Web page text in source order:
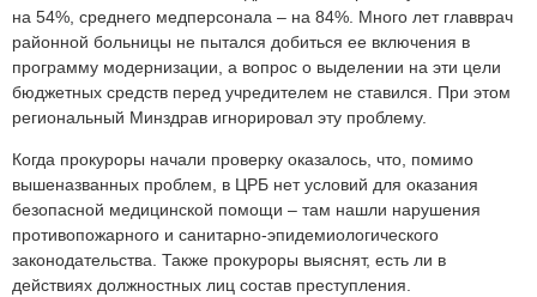
на 54%, среднего медперсонала – на 84%. Много лет главврач
районной больницы не пытался добиться ее включения в
программу модернизации, а вопрос о выделении на эти цели
бюджетных средств перед учредителем не ставился. При этом
региональный Минздрав игнорировал эту проблему.
Когда прокуроры начали проверку оказалось, что, помимо
вышеназванных проблем, в ЦРБ нет условий для оказания
безопасной медицинской помощи – там нашли нарушения
противопожарного и санитарно-эпидемиологического
законодательства. Также прокуроры выяснят, есть ли в
действиях должностных лиц состав преступления.